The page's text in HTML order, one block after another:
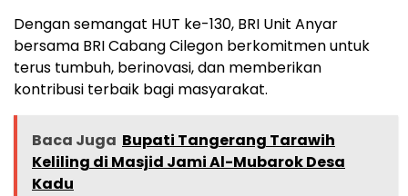
Dengan semangat HUT ke-130, BRI Unit Anyar
bersama BRI Cabang Cilegon berkomitmen untuk
terus tumbuh, berinovasi, dan memberikan
kontribusi terbaik bagi masyarakat.
Baca Juga Bupati Tangerang Tarawih
Keliling di Masjid Jami Al-Mubarok Desa
Kadu